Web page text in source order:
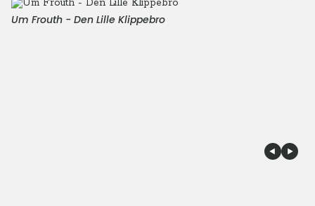
Um Frouth - Den Lille Klippebro